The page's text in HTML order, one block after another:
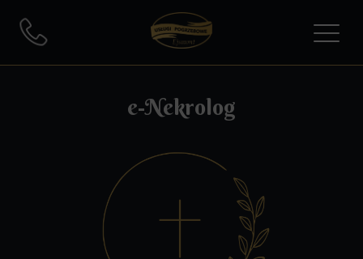
e-Nekrolog